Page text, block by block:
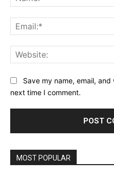
Save my name, email,
next time I comment.
MOST POPULAR